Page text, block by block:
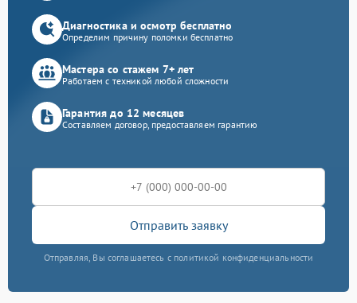
Диагностика и осмотр бесплатно
Определим причину поломки бесплатно
Мастера со стажем 7+ лет
Работаем с техникой любой сложности
Гарантия до 12 месяцев
Составляем договор, предоставляем гарантию
Отправить заявку
Отправляя, Вы соглашаетесь с политикой конфиденциальности